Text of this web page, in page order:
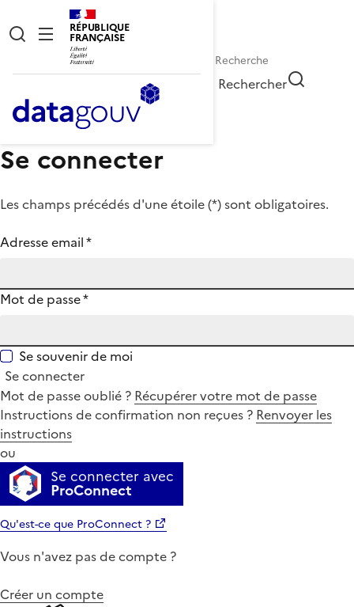
RÉPUBLIQUE
FRANÇAISE
Rechercher
Se connecter
Les champs précédés d'une étoile (*) sont obligatoires.
Adresse email*
Mot de passe*
Se souvenir de moi
Se connecter
Mot de passe oublié ? Récupérer votre mot de passe
Instructions de confirmation non reçues ? Renvoyer les
instructions
ou
Se connecter avec
ProConnect
Qu'est-ce que ProConnect ?
Vous n'avez pas de compte ?
Créer un compte